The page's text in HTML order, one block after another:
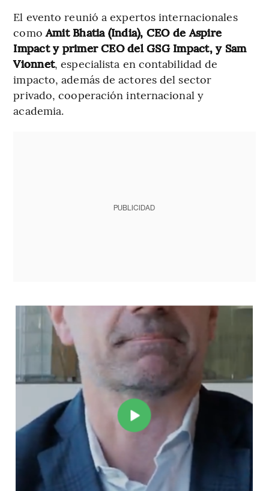
El evento reunió a expertos internacionales
comoAmit Bhatia (India), CEO de Aspire
Impact y primer CEO del GSG Impact, y Sam
Vionnet, especialista en contabilidad de
impacto, además de actores del sector
privado, cooperación internacional y
academia.
PUBLICIDAD